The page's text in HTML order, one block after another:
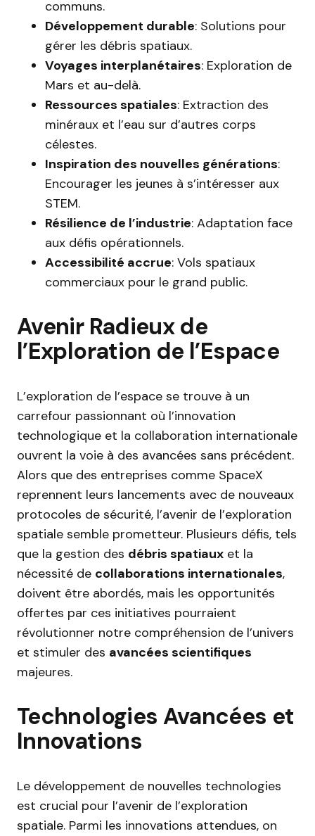
communs.
Développement durable: Solutions pour
gérer les débris spatiaux.
Voyages interplanétaires: Exploration de
Mars et au-delà.
Ressources spatiales: Extraction des
minéraux et l’eau sur d’autres corps
célestes.
Inspiration des nouvelles générations:
Encourager les jeunes à s’intéresser aux
STEM.
Résilience de l’industrie: Adaptation face
aux défis opérationnels.
Accessibilité accrue: Vols spatiaux
commerciaux pour le grand public.
Avenir Radieux de
l’Exploration de l’Espace
L’exploration de l’espace se trouve à un
carrefour passionnant où l’innovation
technologique et la collaboration internationale
ouvrent la voie à des avancées sans précédent.
Alors que des entreprises comme SpaceX
reprennent leurs lancements avec de nouveaux
protocoles de sécurité, l’avenir de l’exploration
spatiale semble prometteur. Plusieurs défis, tels
que la gestion des débris spatiaux et la
nécessité de collaborations internationales,
doivent être abordés, mais les opportunités
offertes par ces initiatives pourraient
révolutionner notre compréhension de l’univers
et stimuler des avancées scientifiques
majeures.
Technologies Avancées et
Innovations
Le développement de nouvelles technologies
est crucial pour l’avenir de l’exploration
spatiale. Parmi les innovations attendues, on